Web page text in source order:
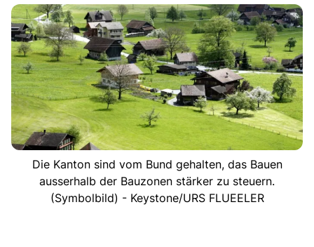
Die Kanton sind vom Bund gehalten, das Bauen
ausserhalb der Bauzonen stärker zu steuern.
(Symbolbild) - Keystone/URS FLUEELER